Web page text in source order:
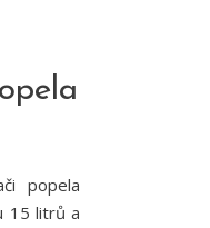
popela
15 litrů a